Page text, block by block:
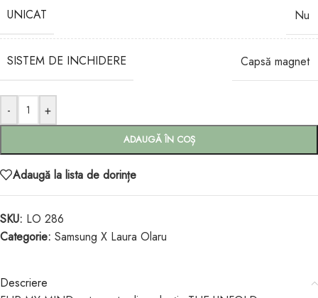
UNICAT Nu
SISTEM DE INCHIDERE Capsă magnet
- +
ADAUGĂ ÎN COȘ
Adaugă la lista de dorințe
SKU: LO 286
Categorie: Samsung X Laura Olaru
Descriere